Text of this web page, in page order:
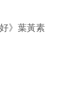
》葉黃素